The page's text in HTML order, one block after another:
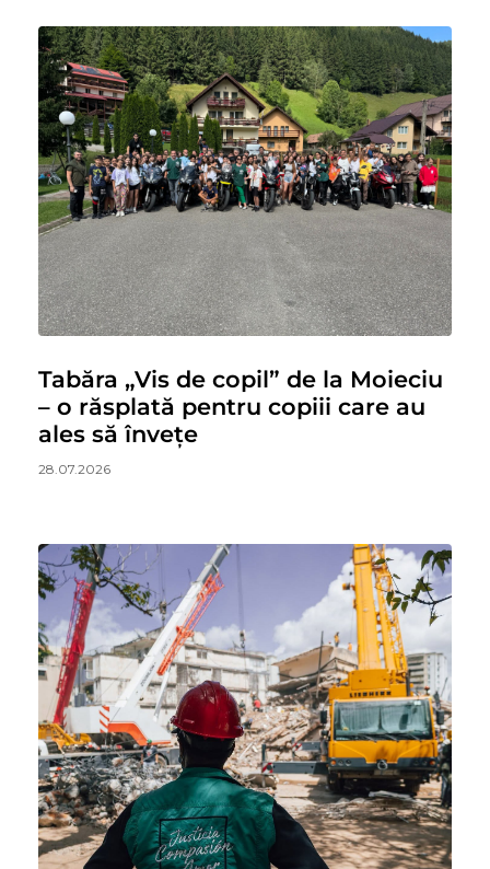
Tabăra „Vis de copil” de la Moieciu
– o răsplată pentru copiii care au
ales să învețe
28.07.2026